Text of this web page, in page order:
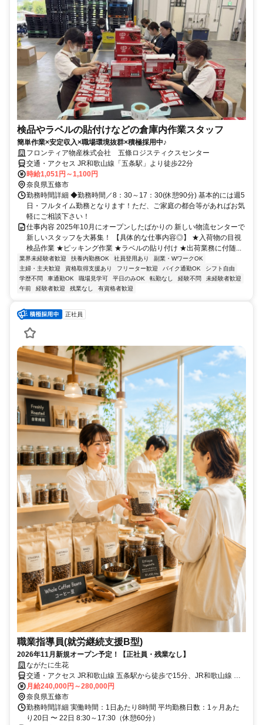
検品やラベルの貼付けなどの倉庫内作業スタッフ
簡単作業×安定収入×職場環境抜群×積極採用中♪
フロンティア物産株式会社 五條ロジスティクスセンター
交通・アクセス JR和歌山線「五条駅」より徒歩22分
時給1,051円～1,100円
奈良県五條市
勤務時間詳細 ◆勤務時間／8：30～17：30(休憩90分) 基本的には週5
日・フルタイム勤務となります！ただ、ご家庭の都合等があればお気
軽にご相談下さい！
仕事内容 2025年10月にオープンしたばかりの 新しい物流センターで
新しいスタッフを大募集！ 【具体的な仕事内容◎】 ★入荷物の目視
検品作業 ★ピッキング作業 ★ラベルの貼り付け ★出荷業務に付随...
業界未経験者歓迎 扶養内勤務OK 社員登用あり
副業・WワークOK
主婦・主夫歓迎
資格取得支援あり フリーター歓迎 バイク通勤OK
シフト自由
学歴不問
車通勤OK 職場見学可 平日のみOK 転勤なし 経験不問
未経験者歓迎
午前
経験者歓迎 残業なし 有資格者歓迎
正社員
職業指導員(就労継続支援B型)
2026年11月新規オープン予定！【正社員・残業なし】
ながたに生花
交通・アクセス JR和歌山線 五条駅から徒歩で15分、JR和歌山線 大
和二見駅から徒歩で21分
月給240,000円～280,000円
奈良県五條市
勤務時間詳細 実働時間：1日あたり8時間 平均勤務日数：1ヶ月あた
り20日 〜 22日 8:30～17:30（休憩60分）